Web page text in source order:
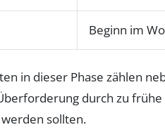
Beginn im
in dieser Phase zählen
durch zu
sollten.